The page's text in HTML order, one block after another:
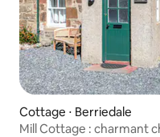
Cottage ⋅ Berriedale
Mill Cottage : charmant